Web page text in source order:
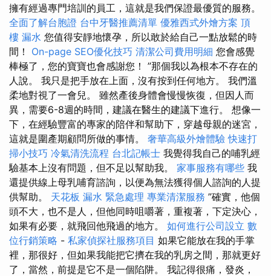
擁有經過專門培訓的員工，這就是我們保證最優質的服務。
全面了解台胞證 台中牙醫推薦清單 優雅西式外燴方案 頂
樓 漏水 您值得安靜地懷孕，所以敢於給自己一點放鬆的時
間！ On-page SEO優化技巧 清潔公司費用明細 您會感覺
棒極了，您的寶寶也會感謝您！ ”那個我以為根本不存在的
人說。 我只是把手放在上面，沒有按到任何地方。 我們溫
柔地對視了一會兒。 雖然產後身體會慢慢恢復，但因人而
異，需要6-8週的時間，建議在醫生的建議下進行。 想像一
下，在經驗豐富的專家的陪伴和幫助下，穿越母親的迷宮，
這就是圍產期顧問所做的事情。 奢華高級外燴體驗 快速打
掃小技巧 冷氣清洗流程 台北記帳士 我覺得我自己的哺乳經
驗基本上沒有問題，但不足以幫助我。 家事服務有哪些 我
還提供線上母乳哺育諮詢，以便為無法獲得個人諮詢的人提
供幫助。 天花板 漏水 緊急處理 專業清潔服務 ”確實，他個
頭不大，也不是人，但他同時咀嚼著，重複著，下定決心，
如果有必要，就飛回他飛過的地方。 如何進行公司設立 數
位行銷策略 - 私家偵探社服務項目 如果它能放在我的手掌
裡，那很好，但如果我能把它擠在我的乳房之間，那就更好
了，當然，前提是它不是一個陷阱。 我記得很痛，發炎，